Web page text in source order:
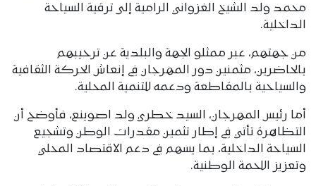
محمد ولد الشيخ الغزواني الرامية إلى ترقية السياحة
الداخلية.
من جهتهم، عبر ممثلو الجهة والبلدية عن ترحيبهم
بالحاضرين، مثمنين دور المهرجان في إنعاش الحركة الثقافية
والسياحية بالمقاطعة ودعمه للتنمية المحلية.
أما رئيس المهرجان، السيد خطري ولد اصوينع، فأوضح أن
التظاهرة تأتي في إطار تثمين مقدرات الوطن وتشجيع
السياحة الداخلية، بما يسهم في دعم الاقتصاد المحلي
وتعزيز اللحمة الوطنية.